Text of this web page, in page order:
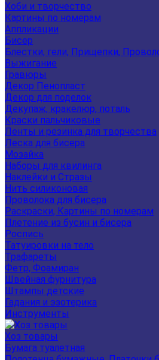
Хоби и творчество
Картины по номерам
Аппликации
Бисер
Блестки, гели, Прищепки,
Выжигание
Гравюры
Декор Пенопласт
Декор для поделок
Декупаж, кракелюр, поталь
Краски пальчиковые
Ленты и резинка для творчества
Леска для бисера
Мозайка
Наборы для квилинга
Наклейки и Стразы
Нить силиконовая
Проволока для бисера
Раскраски, Картины по номерам
Плетение из бусин и бисера
Роспись
Татуировки на тело
Трафареты
Фетр, Фоамиран
Швейная фурнитура
Штампы детские
Гадания и эзотерика
Инструменты
Хоз товары
Бумага туалетная